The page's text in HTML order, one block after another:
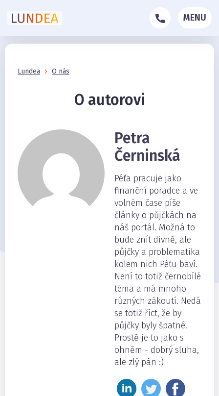
MENU
Lundea O nás
O autorovi
Petra
Černinská
Péťa pracuje jako
finanční poradce a ve
volném čase píše
články o půjčkách na
náš portál. Možná to
bude znít divně, ale
půjčky a problematika
kolem nich Péťu baví.
Není to totiž černobílé
téma a má mnoho
různých zákoutí. Nedá
se totiž říct, že by
půjčky byly špatné.
Prostě je to jako s
ohněm - dobrý sluha,
ale zlý pán :)